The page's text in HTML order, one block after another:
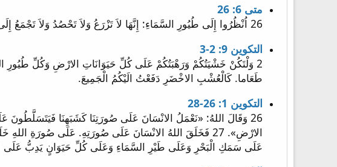
متى 6: 26
26 اُنْظُرُوا إِلَى طُيُورِ السَّمَاءِ: إِنَّهَا لاَ تَزْرَعُ وَلاَ تَحْصُدُ وَلاَ تَجْمَعُ إِلَى مَخَازِنَ وَأَبُوكُمُ السَّمَاوِيُّ يَقُوتُهَا. أَلَسْتُمْ أَنْتُمْ بِالْحَرِيِّ أَفْضَلَ مِنْهَا؟
التكوين 9: 2-3
طَعَاما. كَالْعُشْبِ الاخْضَرِ دَفَعْتُ الَيْكُمُ الْجَمِيعَ.
التكوين 1: 26-28
26 وَقَالَ اللهُ: «نَعْمَلُ الانْسَانَ عَلَى صُورَتِنَا كَشَبَهِنَا
عَلَى سَمَكِ الْبَحْرِ وَعَلَى طَيْرِ السَّمَاءِ وَعَلَى كُلِّ حَيَوَانٍ يَدِبُّ عَلَى